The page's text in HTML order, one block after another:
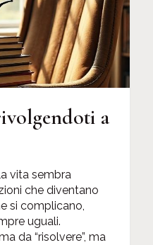
a
vita sembra
che diventano
si complicano,
uguali.
da “risolvere”, ma